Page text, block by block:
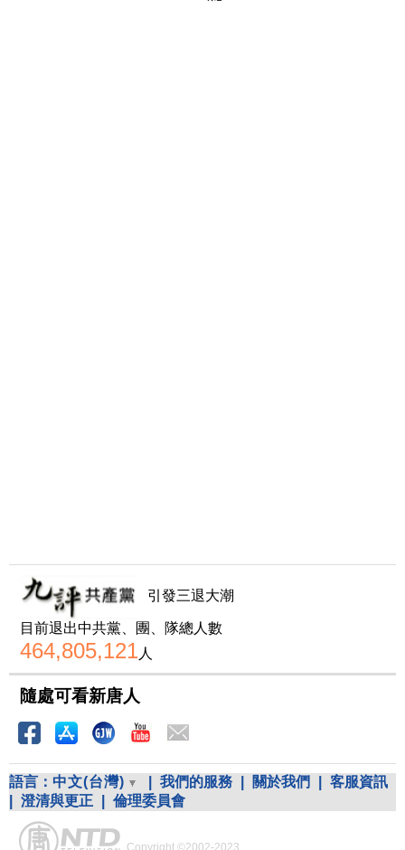
引發三退大潮
目前退出中共黨、團、隊總人數
464,805,121人
隨處可看新唐人
語言： 中文(台灣) 我們的服務 關於我們
客服資訊
澄清與更正 倫理委員會